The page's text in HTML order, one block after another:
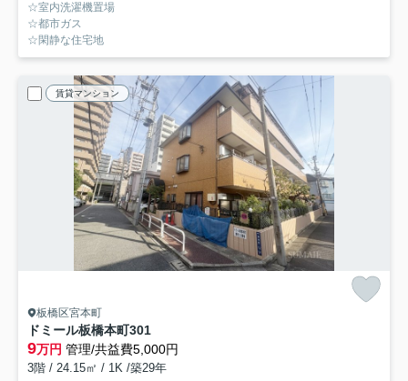
☆室内洗濯機置場
☆都市ガス
☆閑静な住宅地
賃貸マンション
板橋区宮本町
ドミール板橋本町301
9万円 管理/共益費5,000円
3階 / 24.15㎡ / 1K /築29年